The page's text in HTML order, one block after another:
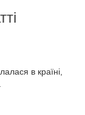
в країні,